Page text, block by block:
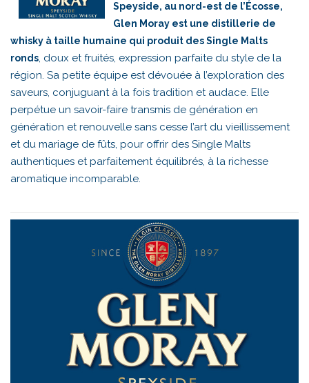
Speyside, au nord-est de l’Écosse,
Glen Moray est une distillerie de
whisky à taille humaine qui produit des Single Malts
ronds, doux et fruités, expression parfaite du style de la
région. Sa petite équipe est dévouée à l’exploration des
saveurs, conjuguant à la fois tradition et audace. Elle
perpétue un savoir-faire transmis de génération en
génération et renouvelle sans cesse l’art du vieillissement
et du mariage de fûts, pour offrir des Single Malts
authentiques et parfaitement équilibrés, à la richesse
aromatique incomparable.